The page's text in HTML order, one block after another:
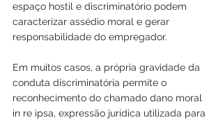
espaço hostil e discriminatório podem
caracterizar assédio moral e gerar
responsabilidade do empregador.
Em muitos casos, a própria gravidade da
conduta discriminatória permite o
reconhecimento do chamado dano moral
in re ipsa, expressão jurídica utilizada para